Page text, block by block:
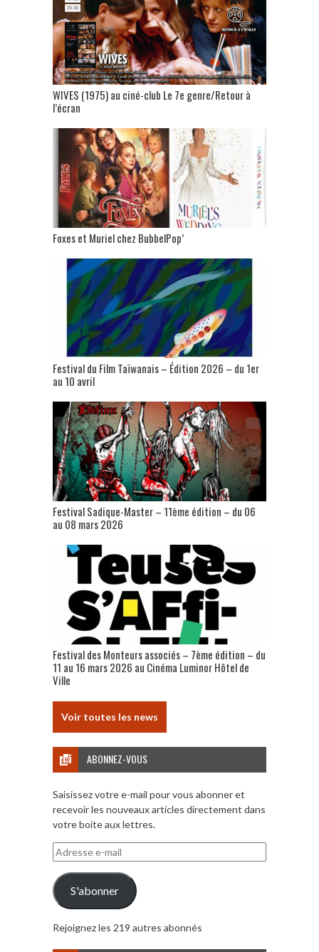
WIVES (1975) au ciné-club Le 7e genre/Retour à
l’écran
Foxes et Muriel chez BubbelPop’
Festival du Film Taïwanais – Édition 2026 – du 1er
au 10 avril
Festival Sadique-Master – 11ème édition – du 06
au 08 mars 2026
Festival des Monteurs associés – 7ème édition – du
11 au 16 mars 2026 au Cinéma Luminor Hôtel de
Ville
Voir toutes les news
ABONNEZ-VOUS
Saisissez votre e-mail pour vous abonner et
recevoir les nouveaux articles directement dans
votre boite aux lettres.
Adresse
e-
mail
S'abonner
Rejoignez les 219 autres abonnés